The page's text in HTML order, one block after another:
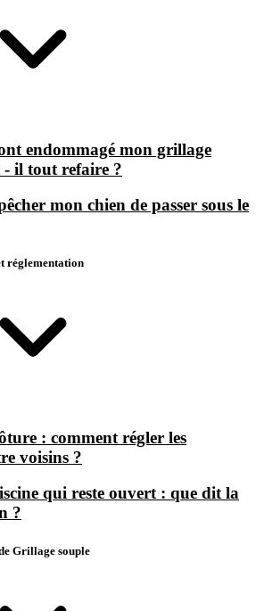
endommagé mon grillage
il tout refaire ?
mon chien de passer sous le
réglementation
: comment régler les
voisins ?
qui reste ouvert : que dit la
?
Grillage souple